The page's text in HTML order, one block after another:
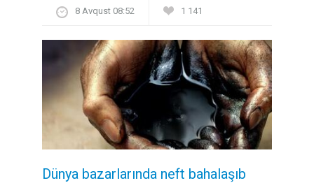
8 Avqust 08:52 1 141
Dünya bazarlarında neft bahalaşıb